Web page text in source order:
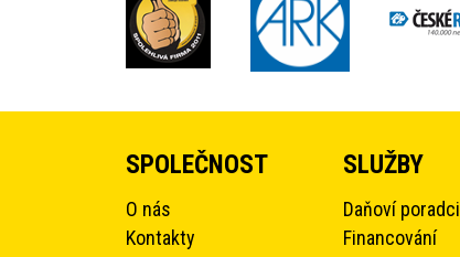
SPOLEČNOST
O nás
Kontakty
SLUŽBY
Daňoví poradci
Financování